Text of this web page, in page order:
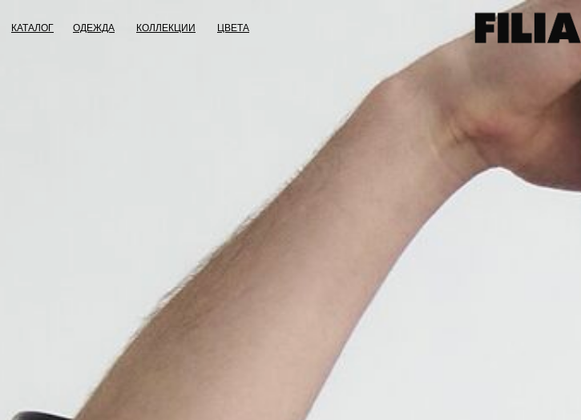
ЦВЕТА
КОЛЛЕКЦИИ
ОДЕЖДА
КАТАЛОГ